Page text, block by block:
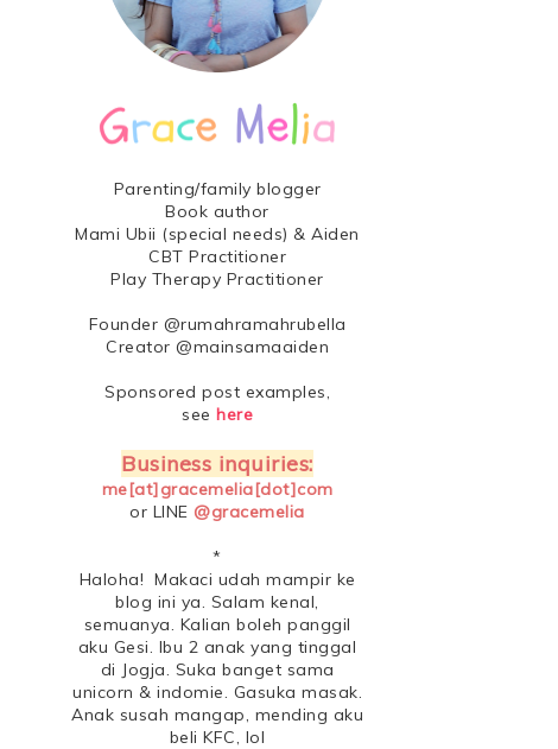
Parenting/family blogger
Book author
Mami Ubii (special needs) & Aiden
CBT Practitioner
Play Therapy Practitioner
Founder @rumahramahrubella
Creator @mainsamaaiden
Sponsored post examples,
see here
Business inquiries:
me[at]gracemelia[dot]com
or LINE @gracemelia
*
Haloha! Makaci udah mampir ke
blog ini ya. Salam kenal,
semuanya. Kalian boleh panggil
aku Gesi. Ibu 2 anak yang tinggal
di Jogja. Suka banget sama
unicorn & indomie. Gasuka masak.
Anak susah mangap, mending aku
beli KFC, lol